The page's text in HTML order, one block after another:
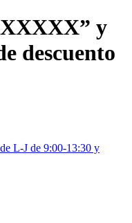
y
descuento
L-J de 9:00-13:30 y